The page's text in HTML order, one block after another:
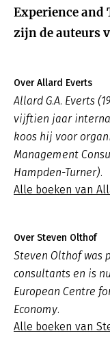
Experience and
zijn de auteurs
Over Allard Everts
Allard G.A. Everts
vijftien jaar
koos hij voor
Management
Hampden-Turner).
Alle boeken van
Over Steven Olthof
Steven Olthof was
consultants en is
European Centre
Economy.
Alle boeken van